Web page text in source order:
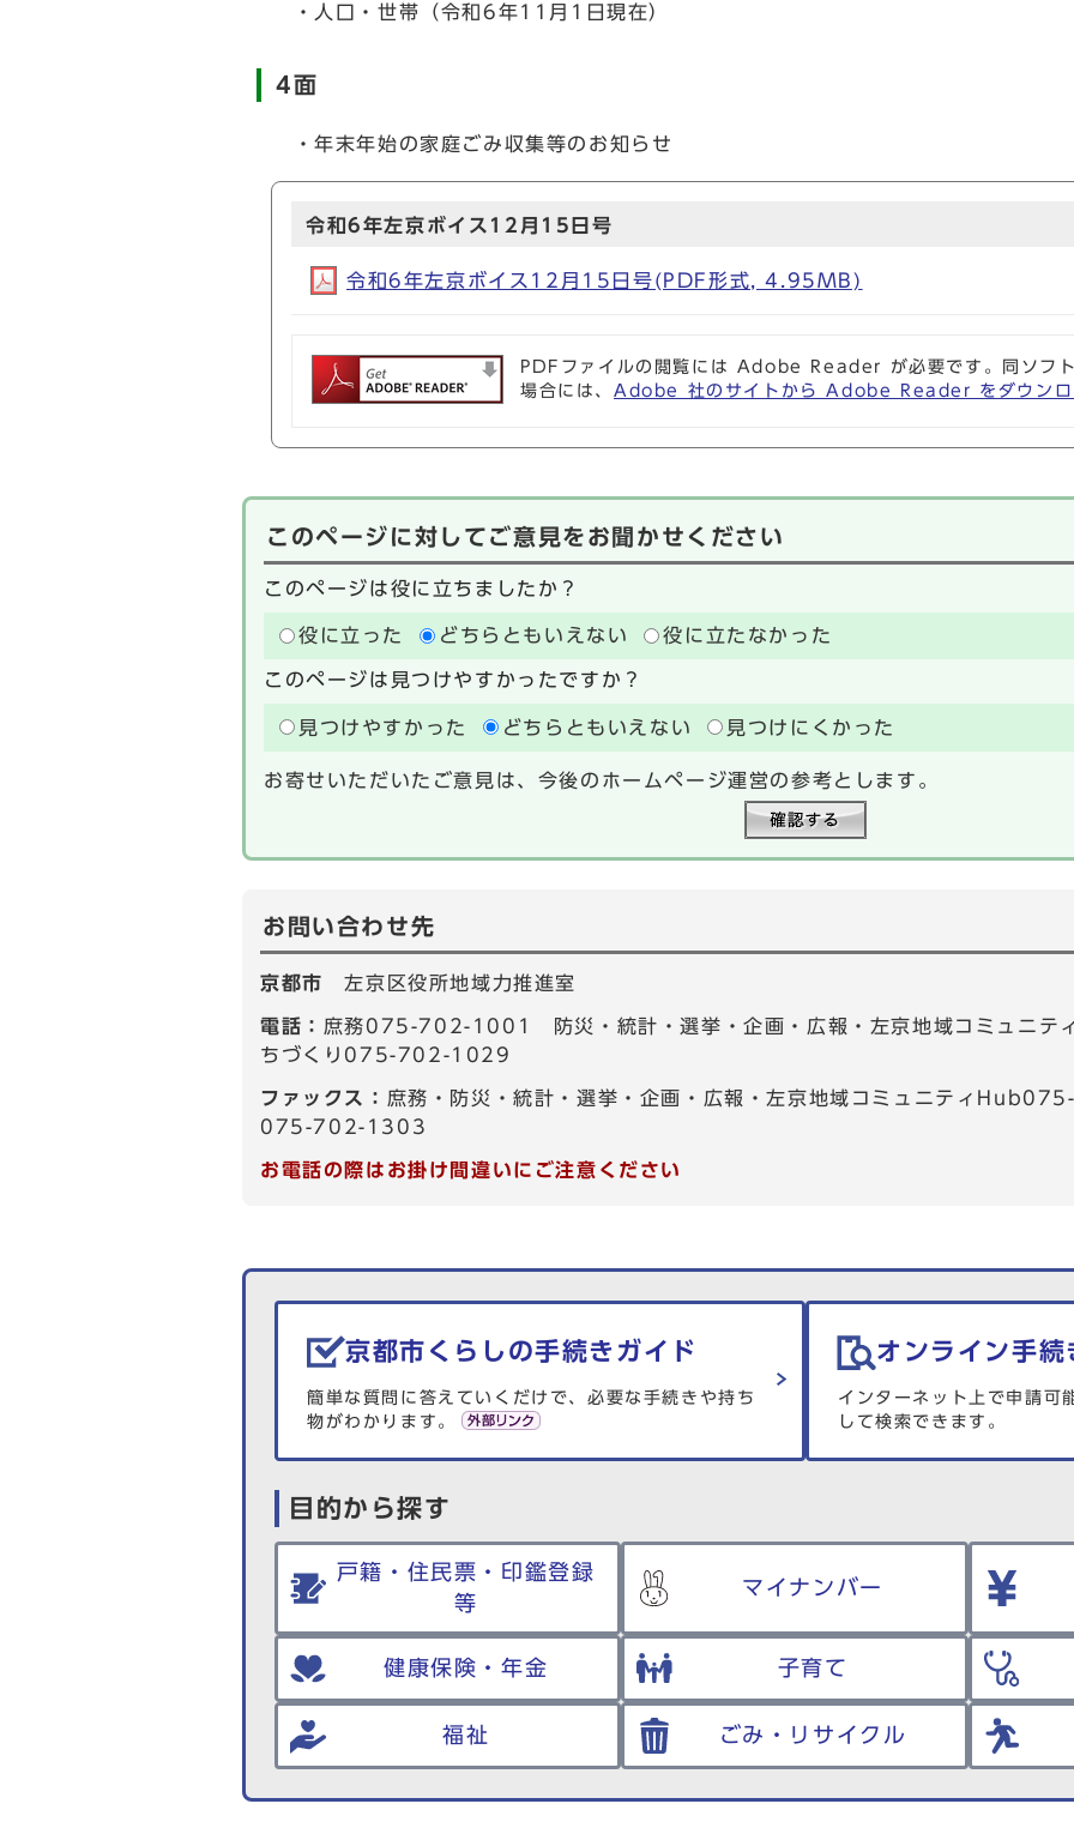
・人口・世帯（令和6年11月1日現在）
4面
・年末年始の家庭ごみ収集等のお知らせ
令和6年左京ボイス12月15日号
令和6年左京ボイス12月15日号(PDF形式, 4.95MB)
PDFファイルの閲覧には Adobe Reader が必要です。同ソフ
場合には、 Adobe 社のサイトから Adobe Reader をダウンロ
このページに対してご意見をお聞かせください
このページは役に立ちましたか？
役に立った どちらともいえない 役に立たなかった
このページは見つけやすかったですか？
見つけやすかった どちらともいえない 見つけにくかった
お寄せいただいたご意見は、今後のホームページ運営の参考とします。
お問い合わせ先
京都市左京区役所地域力推進室
電話： 庶務075-702-1001 防災・統計・選挙・企画・広報・左京地域コミュ
ちづくり075-702-1029
ファックス： 庶務・防災・統計・選挙・企画・広報・左京地域コミュニティ
075-702-1303
お電話の際はお掛け間違いにご注意ください
生活情報を探す
京都市くらしの手続きガイド
簡単な質問に答えていくだけで、必要な手続きや持ち
物がわかります。
オンライン手続
インターネット上で申請可
して検索できます。
目的から探す
戸籍・住民票・印鑑登録
等
マイナンバー
健康保険・年金 子育て
福祉 ごみ・リサイクル